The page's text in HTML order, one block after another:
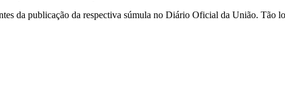
da publicação da respectiva súmula no Diário Oficial da União. Tão